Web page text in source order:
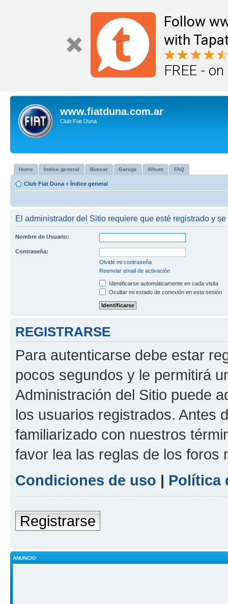
Follow
with
FREE -
www.fiatduna.com.ar
Club Fiat Duna
Home Índice general Buscar Garage Album FAQ
Club Fiat Duna » Índice general
El administrador del Sitio requiere que esté registrado y
Nombre de Usuario:
Contraseña:
Olvidé mi contraseña
Reenviar email de activación
Identificarse automáticamente en cada visita
Ocultar mi estado de conexión en esta sesión
REGISTRARSE
Para autenticarse debe estar
pocos segundos y le permitirá
Administración del Sitio puede
los usuarios registrados. Antes
familiarizado con nuestros
favor lea las reglas de los foros
Condiciones de uso | Política
Registrarse
ANUNCIO